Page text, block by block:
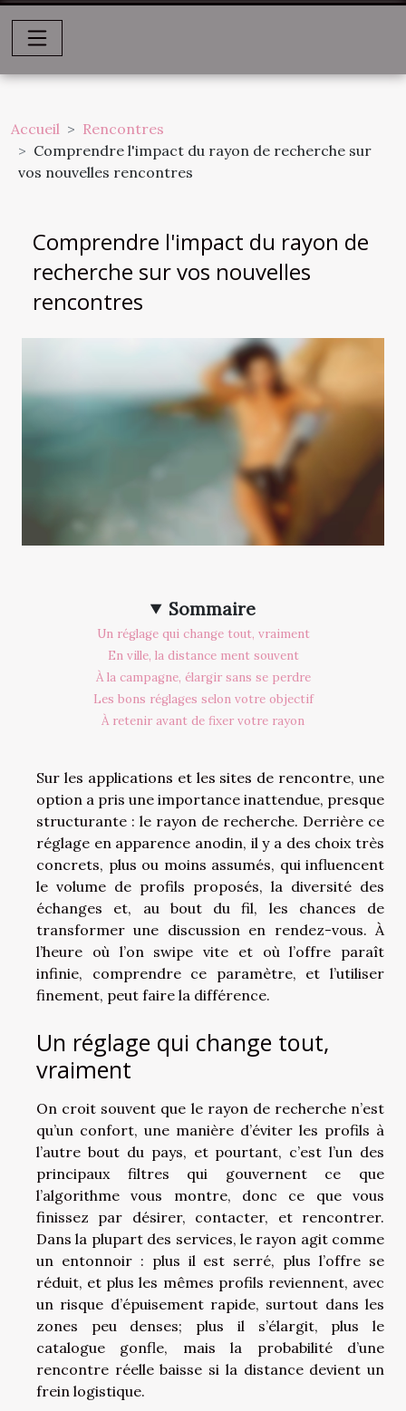
Accueil
Rencontres
Comprendre l'impact du rayon de recherche sur
vos nouvelles rencontres
Comprendre l'impact du rayon de
recherche sur vos nouvelles
rencontres
Sommaire
Un réglage qui change tout, vraiment
En ville, la distance ment souvent
À la campagne, élargir sans se perdre
Les bons réglages selon votre objectif
À retenir avant de fixer votre rayon
Sur les applications et les sites de rencontre, une
option a pris une importance inattendue, presque
structurante : le rayon de recherche. Derrière ce
réglage en apparence anodin, il y a des choix très
concrets, plus ou moins assumés, qui influencent
le volume de profils proposés, la diversité des
échanges et, au bout du fil, les chances de
transformer une discussion en rendez-vous. À
l’heure où l’on swipe vite et où l’offre paraît
infinie, comprendre ce paramètre, et l’utiliser
finement, peut faire la différence.
Un réglage qui change tout,
vraiment
On croit souvent que le rayon de recherche n’est
qu’un confort, une manière d’éviter les profils à
l’autre bout du pays, et pourtant, c’est l’un des
principaux filtres qui gouvernent ce que
l’algorithme vous montre, donc ce que vous
finissez par désirer, contacter, et rencontrer.
Dans la plupart des services, le rayon agit comme
un entonnoir : plus il est serré, plus l’offre se
réduit, et plus les mêmes profils reviennent, avec
un risque d’épuisement rapide, surtout dans les
zones peu denses; plus il s’élargit, plus le
catalogue gonfle, mais la probabilité d’une
rencontre réelle baisse si la distance devient un
frein logistique.